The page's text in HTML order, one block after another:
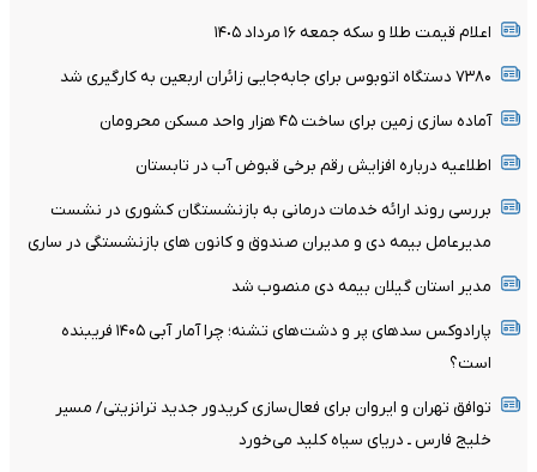
اعلام قیمت طلا و سکه جمعه ١۶ مرداد ١۴٠۵
۷۳۸۰ دستگاه اتوبوس برای جابه‌جایی زائران اربعین به‌ کارگیری شد
آماده سازی زمین برای ساخت ۴۵ هزار واحد مسکن محرومان
اطلاعیه درباره افزایش رقم برخی قبوض آب در تابستان
بررسی روند ارائه خدمات درمانی به بازنشستگان کشوری در نشست
مدیرعامل بیمه دی و مدیران صندوق و کانون های بازنشستگی در ساری
مدیر استان گیلان بیمه دی منصوب شد
پارادوکس سدهای پر و دشت‌های تشنه؛ چرا آمار آبی ۱۴۰۵ فریبنده
است؟
توافق تهران و ایروان برای فعال‌سازی کریدور جدید ترانزیتی/ مسیر
خلیج فارس ـ دریای سیاه کلید می‌خورد